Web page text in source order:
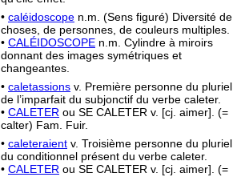
• caléidoscope n.m. (Sens figuré) Diversité de
choses, de personnes, de couleurs multiples.
• CALÉIDOSCOPE n.m. Cylindre à miroirs
donnant des images symétriques et
changeantes.
• caletassions v. Première personne du pluriel
de l’imparfait du subjonctif du verbe caleter.
• CALETER ou SE CALETER v. [cj. aimer]. (=
calter) Fam. Fuir.
• caleteraient v. Troisième personne du pluriel
du conditionnel présent du verbe caleter.
• CALETER ou SE CALETER v. [cj. aimer]. (=